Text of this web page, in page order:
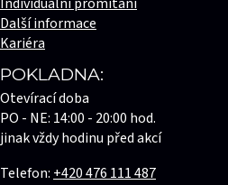
Další informace
Kariéra
POKLADNA:
Otevírací doba
PO - NE: 14:00 - 20:00 hod.
jinak vždy hodinu před akcí
Telefon: +420 476 111 487